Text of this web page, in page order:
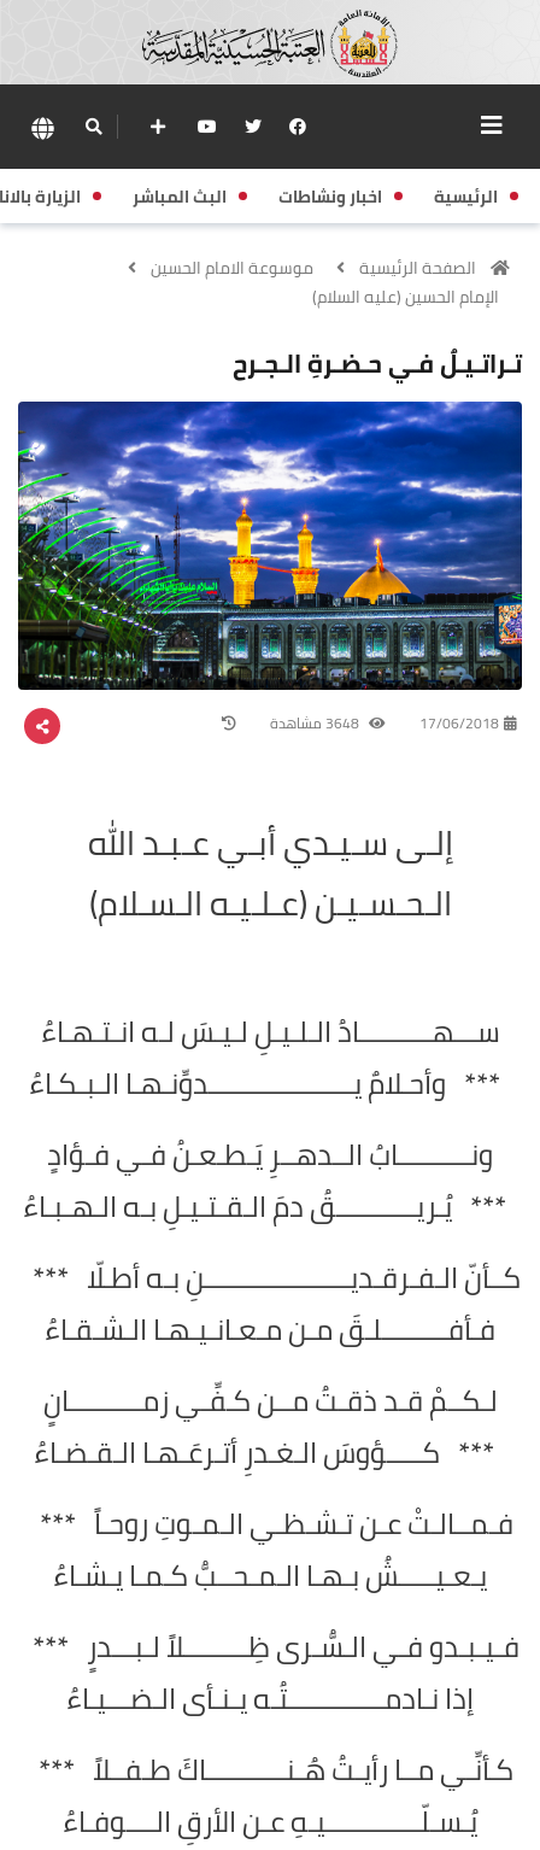
الرئيسية اخبار ونشاطات البث المباشر الزيارة
الصفحة الرئيسية
موسوعة الامام الحسين
الإمام الحسين (عليه السلام)
تـراتـيـلٌ فـي حـضـرةِ الـجـرح
17/06/2018
إلـى سـيـدي أبـي عـبـد الله
الـحـسـيـن (عـلـيـه الـسـلام)
ســـهــــــــــادُ الـلـيـلِ لـيـسَ لـه انـتـهـاءُ
*** وأحـلامٌ يــــــــــــــــــــدوِّنـهـا الـبـكـاءُ
ونــــــــــابُ الــدهــرِ يَـطـعـنُ فـي فـؤادٍ
*** يُـريـــــــــــقُ دمَ الـقـتـيـلِ بـه الـهـبـاءُ
كــأنّ الـفـرقـديــــــــــــــــــــنِ بـه أطـلّا ***
فـأفـــــــــلـقَ مـن مـعـانـيـهـا الـشـقـاءُ
لـكــمْ قـد ذقـتُ مــن كـفِّـي زمــــــــــانٍ
*** كـــــؤوسَ الـغـدرِ أتـرعَـهـا الـقـضـاءُ
فـمــالـتْ عـن تـشـظـي الـمـوتِ روحـاً ***
يـعـيـــــشُ بـهـا الـمـحــبُّ كـمـا يـشـاءُ
فـيـبـدو فـي الـسُّـرى ظِـــــــــلاً لـبـــدرٍ ***
إذا نـادمـــــــــــــتُـه يـنـأى الـضـــيـاءُ
كـأنِّـي مــا رأيـتُ هُـنـــــــــــاكَ طـفــلاً ***
يُـسـلّـــــــــــــيـهِ عـن الأرقِ الــــوفـاءُ